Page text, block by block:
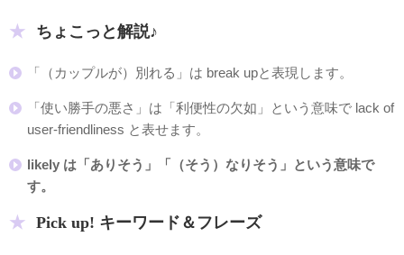
ちょこっと解説♪
「（カップルが）別れる」は break upと表現します。
「使い勝手の悪さ」は「利便性の欠如」という意味で lack of
user-friendliness と表せます。
likely は「ありそう」「（そう）なりそう」という意味で
す。
Pick up! キーワード＆フレーズ